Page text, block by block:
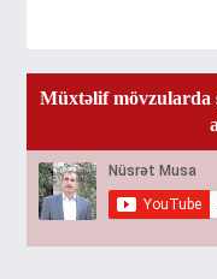
Müxtəlif mövzularda